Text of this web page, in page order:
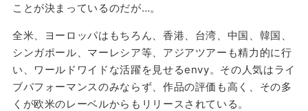
ことが決まっているのだが…。
全米、ヨーロッパはもちろん、香港、台湾、中国、韓国、
シンガポール、マーレシア等、アジアツアーも精力的に行
い、ワールドワイドな活躍を見せるenvy。その人気はライ
ブパフォーマンスのみならず、作品の評価も高く、その多
くが欧米のレーベルからもリリースされている。